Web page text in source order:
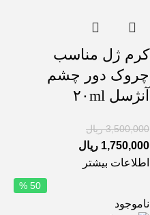
کرم ژل مناسب
چروک دور چشم
آنژسل ۲۰ml
3,500,000 ریال
1,750,000 ریال
اطلاعات بیشتر
ناموجود
50 %